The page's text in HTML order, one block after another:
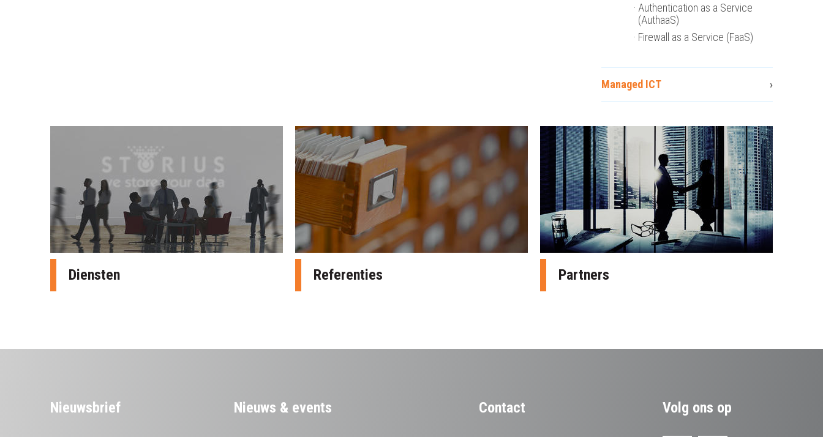
Authentication as a Service
(AuthaaS)
Firewall as a Service (FaaS)
Managed ICT
Diensten Referenties Partners
Nieuwsbrief Nieuws & events Contact Volg ons op